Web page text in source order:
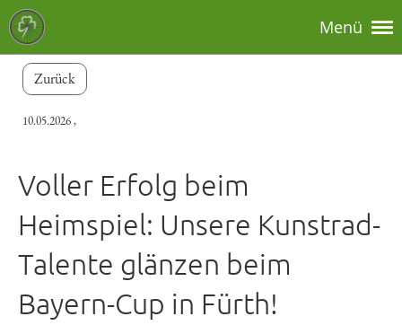
Menü
Zurück
10.05.2026,
Voller Erfolg beim
Heimspiel: Unsere Kunstrad-
Talente glänzen beim
Bayern-Cup in Fürth!